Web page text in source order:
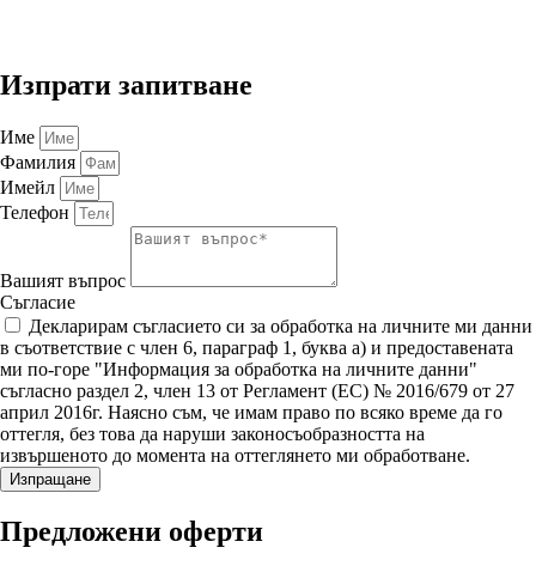
Изпрати запитване
Име
Фамилия
Имейл
Телефон
Вашият въпрос
Съгласие
Декларирам съгласието си за обработка на личните ми данни
в съответствие с член 6, параграф 1, буква а) и предоставената
ми по-горе "Информация за обработка на личните данни"
съгласно раздел 2, член 13 от Регламент (ЕС) № 2016/679 от 27
април 2016г. Наясно съм, че имам право по всяко време да го
оттегля, без това да наруши законосъобразността на
извършеното до момента на оттеглянето ми обработване.
Изпращане
Предложени оферти